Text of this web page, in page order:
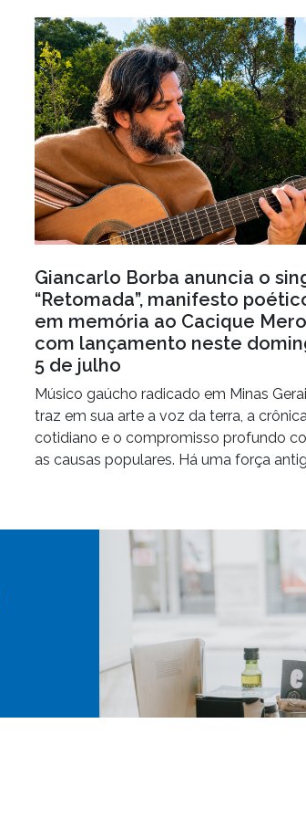
Giancarlo Borba anuncia o
“Retomada”, manifesto
em memória ao Cacique
com lançamento neste
5 de julho
Músico gaúcho radicado em Minas
traz em sua arte a voz da terra, a
cotidiano e o compromisso profundo
as causas populares. Há uma força